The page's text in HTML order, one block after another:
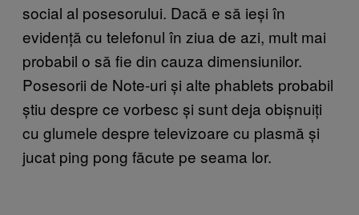
social al posesorului. Dacă e să ieși în
evidență cu telefonul în ziua de azi, mult mai
probabil o să fie din cauza dimensiunilor.
Posesorii de Note-uri și alte phablets probabil
știu despre ce vorbesc și sunt deja obișnuiți
cu glumele despre televizoare cu plasmă și
jucat ping pong făcute pe seama lor.